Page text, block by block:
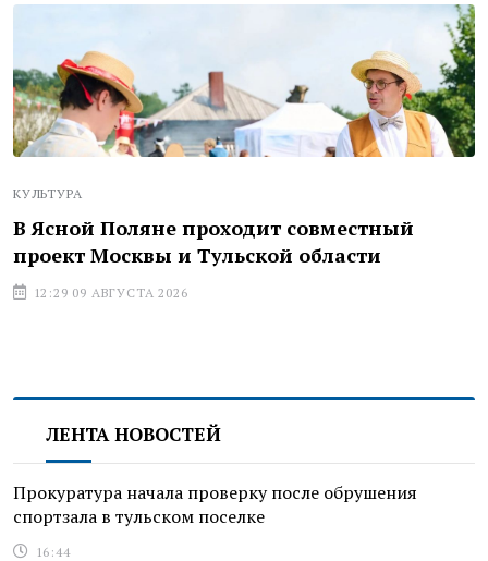
КУЛЬТУРА
В Ясной Поляне проходит совместный
проект Москвы и Тульской области
12:29 09 АВГУСТА 2026
ЛЕНТА НОВОСТЕЙ
Прокуратура начала проверку после обрушения
спортзала в тульском поселке
16:44